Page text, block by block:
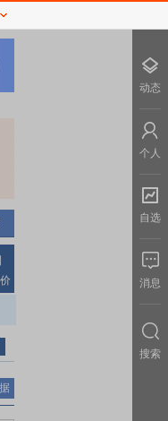
动态
个人
自选
消息
搜索